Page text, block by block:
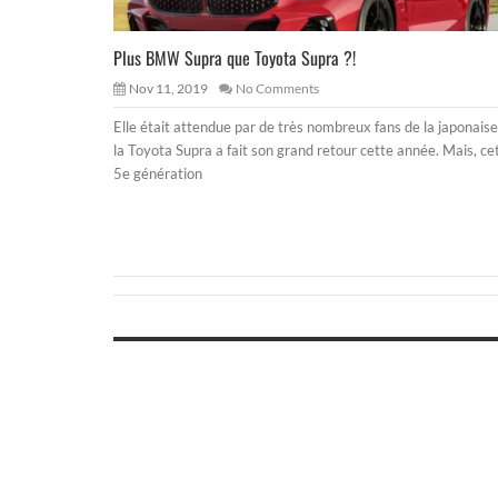
Plus BMW Supra que Toyota Supra ?!
Nov 11, 2019 No Comments
Elle était attendue par de très nombreux fans de la
la Toyota Supra a fait son grand retour cette année. Mais,
5e génération